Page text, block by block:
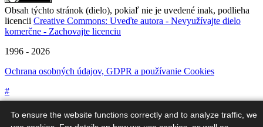
Obsah týchto stránok (dielo), pokiaľ nie je uvedené inak, podlieha
licencii Creative Commons: Uveďte autora - Nevyužívajte dielo
komerčne - Zachovajte licenciu
1996 - 2026
Ochrana osobných údajov, GDPR a používanie Cookies
#
To ensure the website functions correctly and to analyze traffic, we